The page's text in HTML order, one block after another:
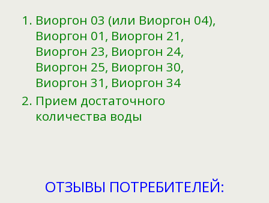
Виоргон 03 (или Виоргон 04),
Виоргон 01, Виоргон 21,
Виоргон 23, Виоргон 24,
Виоргон 25, Виоргон 30,
Виоргон 31, Виоргон 34
Прием достаточного
количества воды
ОТЗЫВЫ ПОТРЕБИТЕЛЕЙ: